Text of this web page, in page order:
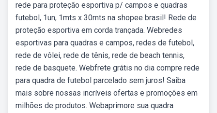
rede para proteção esportiva p/ campos e quadras
futebol, 1un, 1mts x 30mts na shopee brasil! Rede de
proteção esportiva em corda trançada. Webredes
esportivas para quadras e campos, redes de futebol,
rede de vôlei, rede de tênis, rede de beach tennis,
rede de basquete. Webfrete grátis no dia compre rede
para quadra de futebol parcelado sem juros! Saiba
mais sobre nossas incríveis ofertas e promoções em
milhões de produtos. Webaprimore sua quadra